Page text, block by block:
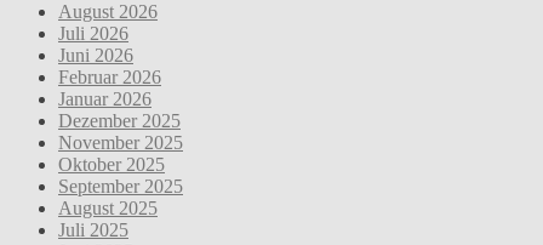
August 2026
Juli 2026
Juni 2026
Februar 2026
Januar 2026
Dezember 2025
November 2025
Oktober 2025
September 2025
August 2025
Juli 2025